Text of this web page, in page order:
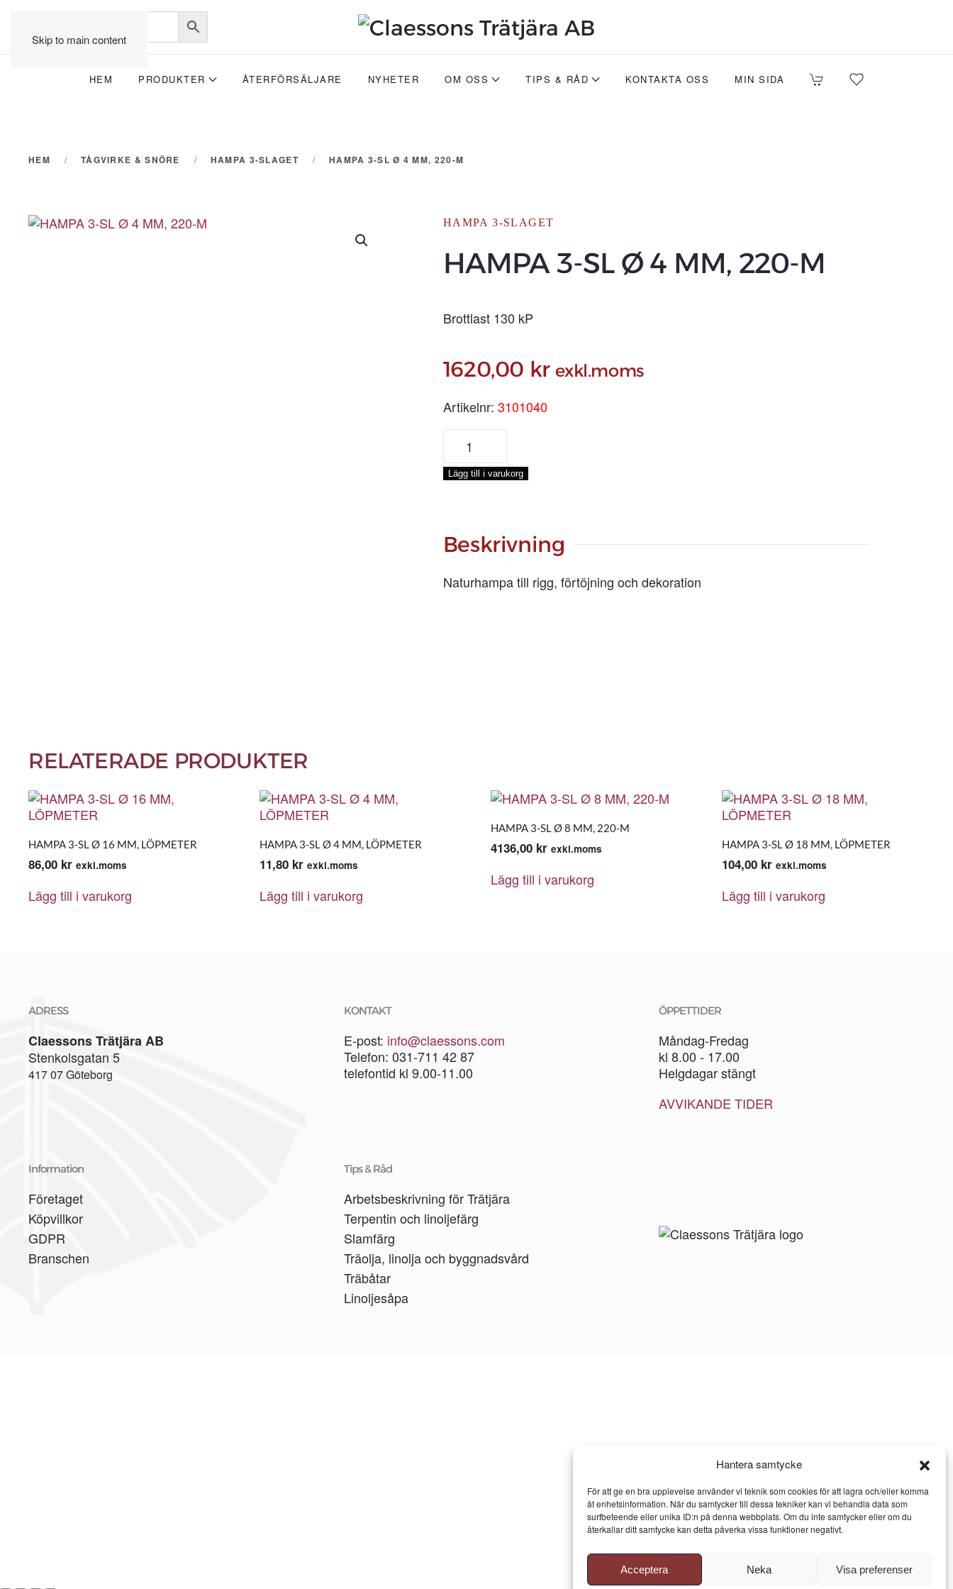
Hantera samtycke
För att ge en bra upplevelse använder vi teknik som cookies för att lagra och/eller komma
åt enhetsinformation. När du samtycker till dessa tekniker kan vi behandla data som
surfbeteende eller unika ID:n på denna webbplats. Om du inte samtycker eller om du
återkallar ditt samtycke kan detta påverka vissa funktioner negativt.
Acceptera Neka Visa preferenser
Skip to main content
HEM PRODUKTER ÅTERFÖRSÄLJARE NYHETER OM OSS TIPS & RÅD KONTAKTA OSS MIN SIDA
HEM TÅGVIRKE & SNÖRE HAMPA 3-SLAGET HAMPA 3-SL Ø 4 MM, 220-M
HAMPA 3-SLAGET
HAMPA 3-SL Ø 4 MM, 220-M
Brottlast 130 kP
1620,00 kr exkl.moms
Artikelnr: 3101040
HAMPA
SL
Ø
220-
M
Lägg till i varukorg
Beskrivning
Naturhampa till rigg, förtöjning och dekoration
RELATERADE PRODUKTER
HAMPA 3-SL Ø 16 MM, LÖPMETER
86,00 kr exkl.moms
Lägg till i varukorg
HAMPA 3-SL Ø 4 MM, LÖPMETER
11,80 kr exkl.moms
Lägg till i varukorg
HAMPA 3-SL Ø 8 MM, 220-M
4136,00 kr exkl.moms
Lägg till i varukorg
HAMPA 3-SL Ø 18 MM, LÖPMETER
104,00 kr exkl.moms
Lägg till i varukorg
ADRESS
Claessons Trätjära AB
Stenkolsgatan 5
417 07 Göteborg
KONTAKT
E-post: info@claessons.com
Telefon: 031-711 42 87
telefontid kl 9.00-11.00
ÖPPETTIDER
Måndag-Fredag
kl 8.00 - 17.00
Helgdagar stängt
AVVIKANDE TIDER
Information
Företaget
Köpvillkor
GDPR
Branschen
Tips & Råd
Arbetsbeskrivning för Trätjära
Terpentin och linoljefärg
Slamfärg
Träolja, linolja och byggnadsvård
Träbåtar
Linoljesåpa